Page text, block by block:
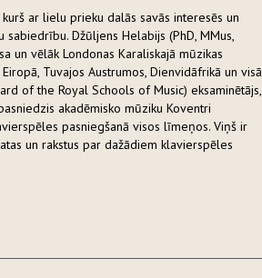
ar lielu prieku dalās savās interesēs un
Džūljens Helabijs (PhD, MMus,
un vēlāk Londonas Karaliskajā mūzikas
Tuvajos Austrumos, Dienvidāfrikā un visā
of the Royal Schools of Music) eksaminētājs,
akadēmisko mūziku Koventri
pasniegšanā visos līmeņos. Viņš ir
un rakstus par dažādiem klavierspēles